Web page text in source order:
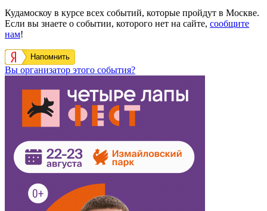
Кудамоскоу в курсе всех событий, которые пройдут в Москве.
Если вы знаете о событии, которого нет на сайте, сообщите
нам!
Напомнить
Вы организатор этого события?